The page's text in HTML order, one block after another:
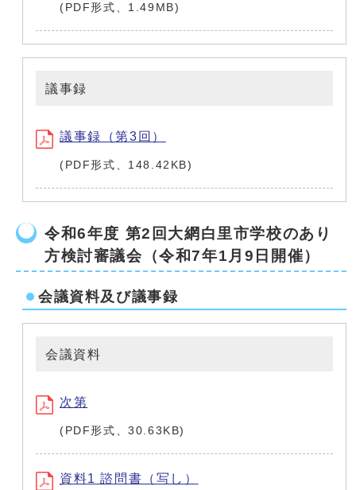
(PDF形式、1.49MB)
議事録
議事録（第3回）
(PDF形式、148.42KB)
令和6年度 第2回大網白里市学校のあり
方検討審議会（令和7年1月9日開催）
会議資料及び議事録
会議資料
次第
(PDF形式、30.63KB)
資料1 諮問書（写し）